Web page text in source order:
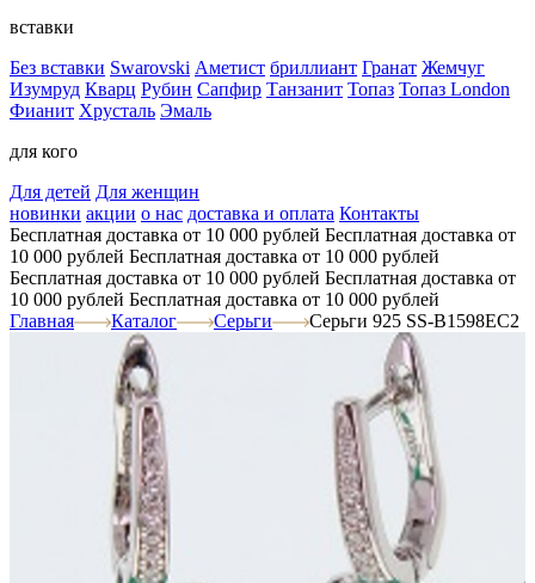
вставки
Без вставки Swarovski Аметист бриллиант Гранат Жемчуг
Изумруд Кварц Рубин Сапфир Танзанит Топаз Топаз London
Фианит Хрусталь Эмаль
для кого
Для детей Для женщин
новинки акции о нас доставка и оплата Контакты
Бесплатная доставка от 10 000 рублей Бесплатная доставка от
10 000 рублей Бесплатная доставка от 10 000 рублей
Бесплатная доставка от 10 000 рублей Бесплатная доставка от
10 000 рублей Бесплатная доставка от 10 000 рублей
Главная
Каталог Серьги Серьги 925 SS-B1598EC2